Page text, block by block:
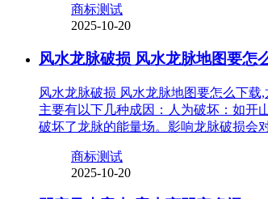
商标测试
2025-10-20
风水龙脉破损 风水龙脉地图要怎
风水龙脉破损 风水龙脉地图要怎么下
主要有以下几种成因：人为破坏：如开
破坏了龙脉的能量场。影响龙脉破损会
商标测试
2025-10-20